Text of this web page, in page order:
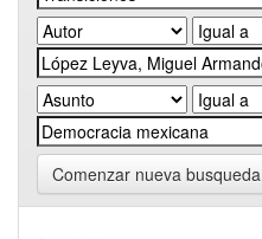
Comenzar nueva busqueda